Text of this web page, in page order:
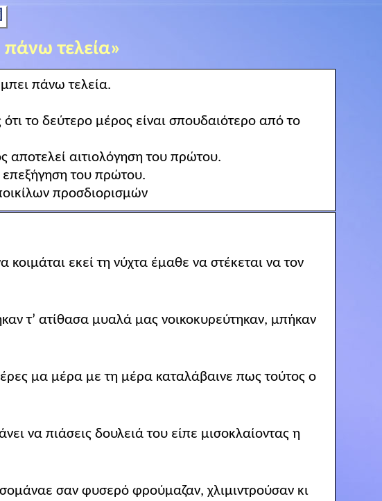
τελεία»
μπει πάνω τελεία.
το δεύτερο μέρος είναι σπουδαιότερο από το
αποτελεί αιτιολόγηση του πρώτου.
επεξήγηση του πρώτου.
προσδιορισμών
εκεί τη νύχταέμαθε να στέκεται να τον
τ’ ατίθασα μυαλά μαςνοικοκυρεύτηκαν, μπήκαν
μα μέρα με τη μέρα καταλάβαινε πως τούτος ο
να πιάσεις δουλειάτου είπε μισοκλαίοντας η
σαν φυσερόφρούμαζαν, χλιμιντρούσαν κι